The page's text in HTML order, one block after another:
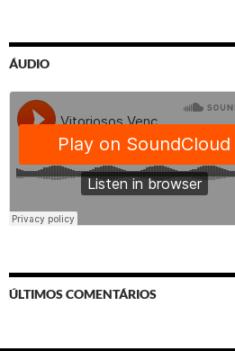
ÁUDIO
ÚLTIMOS COMENTÁRIOS